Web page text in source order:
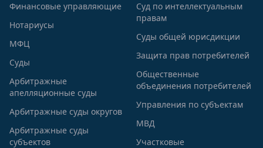
Финансовые управляющие
Нотариусы
МФЦ
Суды
Арбитражные
апелляционные суды
Арбитражные суды округов
Арбитражные суды
субъектов
Суд по интеллектуальным
правам
Суды общей юрисдикции
Защита прав потребителей
Общественные
объединения потребителей
Управления по субъектам
МВД
Участковые